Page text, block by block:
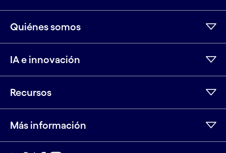
Quiénes somos
IA e innovación
Recursos
Más información